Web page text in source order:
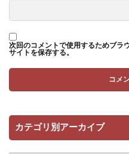
次回のコメントで使用するためブラ
サイトを保存する。
カテゴリ別アーカイブ